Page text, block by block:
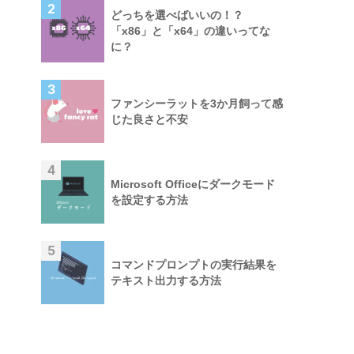
2
どっちを選べばいいの！？
「x86」と「x64」の違いってな
に？
3
ファンシーラットを3か月飼って感
じた良さと不安
4
Microsoft Officeにダークモード
を設定する方法
5
コマンドプロンプトの実行結果を
テキスト出力する方法